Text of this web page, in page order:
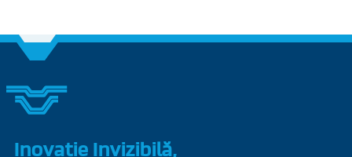
Inovație Invizibilă,
Impact Vizibil.